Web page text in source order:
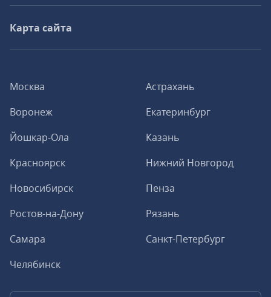
Москва
Астрахань
Воронеж
Екатеринбург
Йошкар-Ола
Казань
Красноярск
Нижний Новгород
Новосибирск
Пенза
Ростов-на-Дону
Рязань
Самара
Санкт-Петербург
Челябинск
Карта сайта